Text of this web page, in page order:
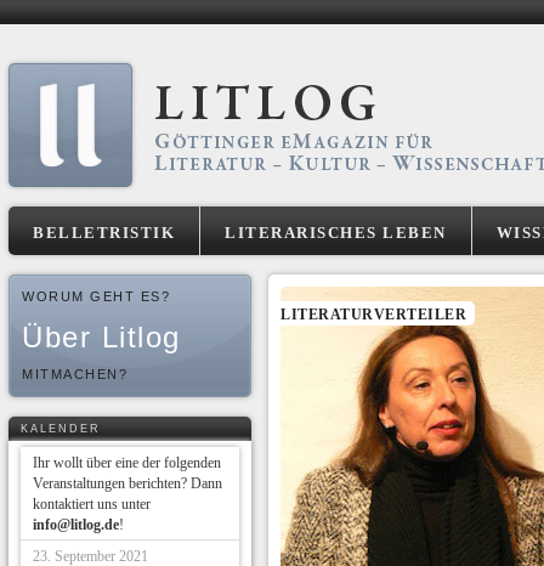
BELLETRISTIK LITERARISCHES LEBEN
LITERATURVERTEILER
WORUM GEHT ES?
Über Litlog
MITMACHEN?
KALENDER
Ihr wollt über eine der folgenden
Veranstaltungen berichten? Dann
kontaktiert uns unter
info@litlog.de!
23. September 2021